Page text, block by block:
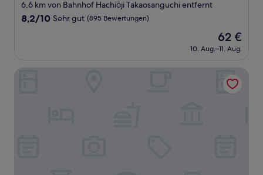
Sterne-
Unterkunft
6,6 km von Bahnhof Hachiōji Takaosanguchi entfernt
8.2
(895
8,2/10 Sehr gut (895 Bewertungen)
Der
Preis
beträgt
62 €
10. Aug.–11. Aug.